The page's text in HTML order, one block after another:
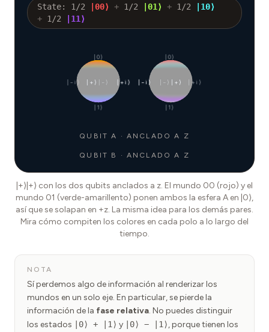
State: 1/2 00⟩ + 1/2 01 ⟩ + 1/2 10⟩
+ 1/2 11 ⟩
|+⟩ |−⟩ |+i⟩
|−i⟩
|0⟩
|1⟩
|+⟩
|−⟩ |+i⟩
|−i⟩
|0⟩
|1⟩
QUBIT A · ANCLADO A Z
QUBIT B · ANCLADO A Z
|+⟩|+⟩ con los dos qubits anclados a z. El mundo 00 (rojo) y el
mundo 01 (verde-amarillento) ponen ambos la esfera A en |0⟩,
así que se solapan en +z. La misma idea para los demás pares.
Mira cómo compiten los colores en cada polo a lo largo del
tiempo.
NOTA
Sí perdemos algo de información al renderizar los
mundos en un solo eje. En particular, se pierde la
información de la fase relativa. No puedes distinguir
los estados
|0⟩ + |1⟩ y |0⟩ − |1⟩, porque tienen los